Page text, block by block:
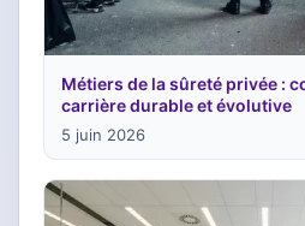
Métiers de la sûreté privée :
carrière durable et évolutive
5 juin 2026